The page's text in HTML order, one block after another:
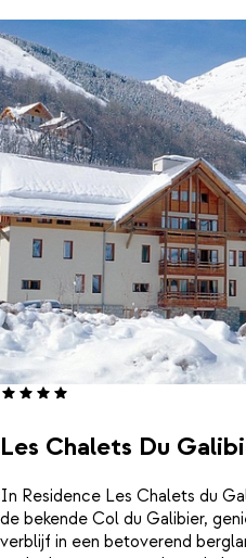
Les Chalets Du
In Residence Les Chalets du
de bekende Col du Galibier,
verblijf in een betoverend